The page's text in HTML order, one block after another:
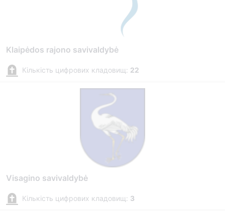
Klaipėdos rajono savivaldybė
Кількість цифрових кладовищ: 22
Visagino savivaldybė
Кількість цифрових кладовищ: 3